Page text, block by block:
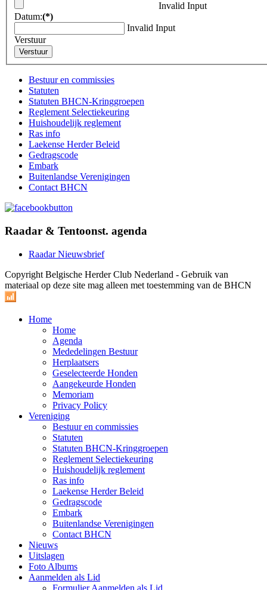
Invalid Input
Datum:(*)
Invalid Input
Verstuur
Bestuur en commissies
Statuten
Statuten BHCN-Kringgroepen
Reglement Selectiekeuring
Huishoudelijk reglement
Ras info
Laekense Herder Beleid
Gedragscode
Embark
Buitenlandse Verenigingen
Contact BHCN
Raadar & Tentoonst. agenda
Raadar Nieuwsbrief
Copyright Belgische Herder Club Nederland - Gebruik van
materiaal op deze site mag alleen met toestemming van de BHCN
Home
Home
Agenda
Mededelingen Bestuur
Herplaatsers
Geselecteerde Honden
Aangekeurde Honden
Memoriam
Privacy Policy
Vereniging
Bestuur en commissies
Statuten
Statuten BHCN-Kringgroepen
Reglement Selectiekeuring
Huishoudelijk reglement
Ras info
Laekense Herder Beleid
Gedragscode
Embark
Buitenlandse Verenigingen
Contact BHCN
Nieuws
Uitslagen
Foto Albums
Aanmelden als Lid
Formulier Aanmelden als Lid